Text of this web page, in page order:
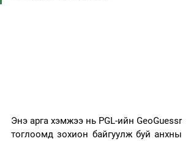
Энэ арга хэмжээ нь PGL-ийн GeoGuessr
тоглоомд зохион байгуулж буй анхны